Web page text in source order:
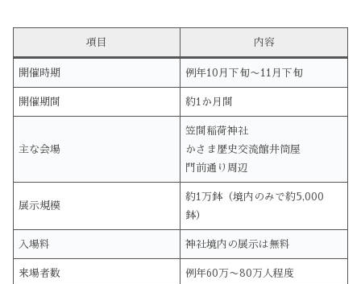
項目 内容
開催時期 例年10月下旬〜11月下旬
開催期間 約1か月間
主な会場
笠間稲荷神社
かさま歴史交流館井筒屋
門前通り周辺
展示規模
約1万鉢（境内のみで約5,000
鉢）
入場料 神社境内の展示は無料
来場者数 例年60万〜80万人程度